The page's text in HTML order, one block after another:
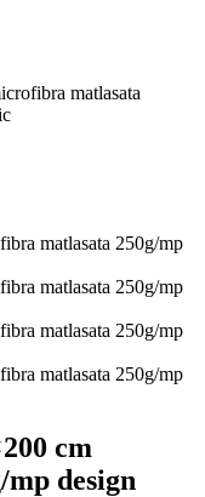
matlasata
cm
design